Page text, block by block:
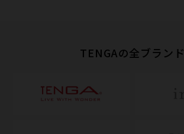
TENGAの全ブランド